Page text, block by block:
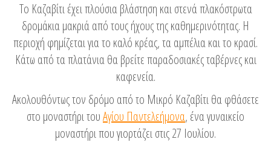
Το Καζαβίτι έχει πλούσια βλάστηση και στενά πλακόστρωτα
δρομάκια μακριά από τους ήχους της καθημερινότητας. Η
περιοχή φημίζεται για το καλό κρέας, τα αμπέλια και το κρασί.
Κάτω από τα πλατάνια θα βρείτε παραδοσιακές ταβέρνες και
καφενεία.
Ακολουθόντως τον δρόμο από το Μικρό Καζαβίτι θα φθάσετε
στο μοναστήρι τουΑγίου Παντελεήμονα, ένα γυναικείο
μοναστήρι που γιορτάζει στις 27 Ιουλίου.